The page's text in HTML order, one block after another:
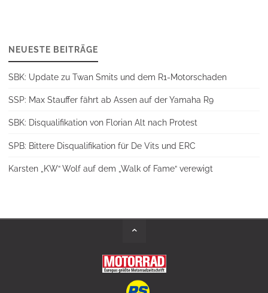
NEUESTE BEITRÄGE
SBK: Update zu Twan Smits und dem R1-Motorschaden
SSP: Max Stauffer fährt ab Assen auf der Yamaha R9
SBK: Disqualifikation von Florian Alt nach Protest
SPB: Bittere Disqualifikation für De Vits und ERC
Karsten „KW“ Wolf auf dem „Walk of Fame“ verewigt
Back